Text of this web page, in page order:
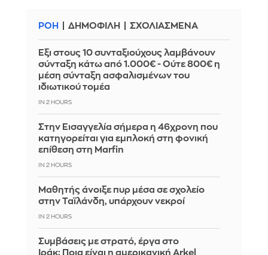
ΡΟΗ ΔΗΜΟΦΙΛΗ ΣΧΟΛΙΑΣΜΕΝΑ
Έξι στους 10 συνταξιούχους λαμβάνουν
σύνταξη κάτω από 1.000€ - Ούτε 800€ η
μέση σύνταξη ασφαλισμένων του
ιδιωτικού τομέα
IN 2 HOURS
Στην Εισαγγελία σήμερα η 46χρονη που
κατηγορείται για εμπλοκή στη φονική
επίθεση στη Marfin
IN 2 HOURS
Μαθητής άνοιξε πυρ μέσα σε σχολείο
στην Ταϊλάνδη, υπάρχουν νεκροί
IN 2 HOURS
Συμβάσεις με στρατό, έργα στο
Ιράκ: Ποια είναι η αμερικανική Arkel